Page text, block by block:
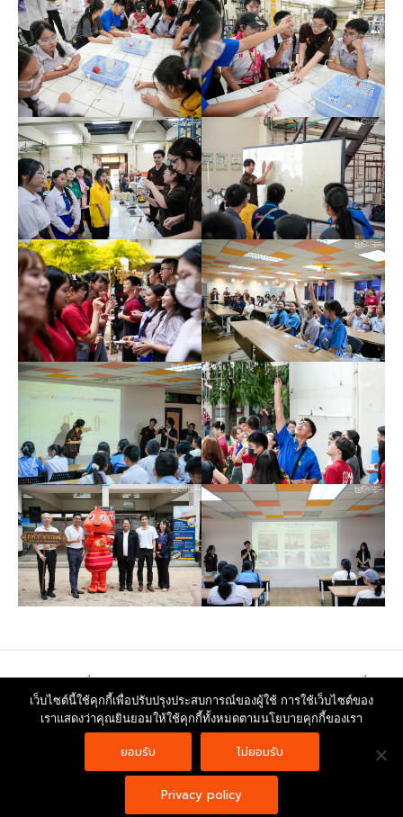
←Previous เรื่อง Next เรื่อง→
Copyright © 2026 | Powered by Astra WordPress Theme
เว็บไซต์นี้ใช้คุกกี้เพื่อปรับปรุงประสบการณ์ของผู้ใช้ การใช้เว็บไซต์ของ
เราแสดงว่าคุณยินยอมให้ใช้คุกกี้ทั้งหมดตามนโยบายคุกกี้ของเรา
ยอมรับ ไม่ยอมรับ
Privacy policy